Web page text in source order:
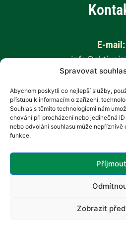
Spravovat
Abychom poskytli co nejlepší služby,
přístupu k informacím o zařízení,
Souhlas s těmito technologiemi nám
chování při procházení nebo jedinečná
nebo odvolání souhlasu může
funkce.
Příjmout
Zobrazit
E-mail:
Odborní
Prof. MUDr. Eva
Prim. MUDr.
Revenium, z.s. –